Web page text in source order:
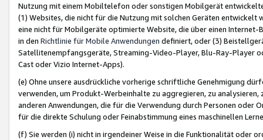
Nutzung mit einem Mobiltelefon oder sonstigen Mobilgerät
(1) Websites, die nicht für die Nutzung mit solchen Geräten
eine nicht für Mobilgeräte optimierte Website, die über einen
in den Richtlinie für Mobile Anwendungen definiert, oder (3)
Satellitenempfangsgeräte, Streaming-Video-Player, Blu-Ray-Player
Cast oder Vizio Internet-Apps).
(e) Ohne unsere ausdrückliche vorherige schriftliche Genehmigung
verwenden, um Produkt-Werbeinhalte zu aggregieren, zu
anderen Anwendungen, die für die Verwendung durch Personen
für die direkte Schulung oder Feinabstimmung eines maschinellen
(f) Sie werden (i) nicht in irgendeiner Weise in die Funktionalität oder